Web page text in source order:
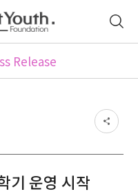
Release
기 운영 시작